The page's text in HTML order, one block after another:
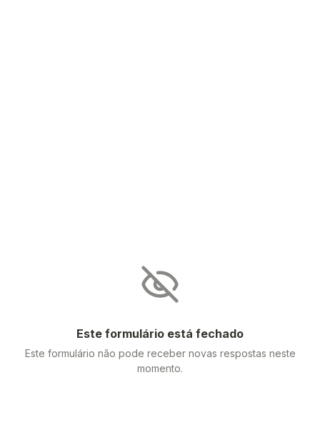
Este formulário está fechado
Este formulário não pode receber novas respostas neste
momento.